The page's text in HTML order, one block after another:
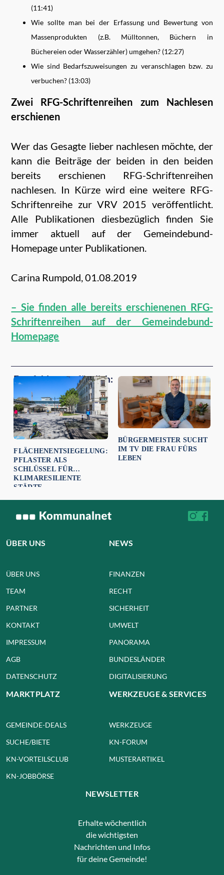
(11:41)
Wie sollte man bei der Erfassung und Bewertung von
Massenprodukten (z.B. Mülltonnen, Büchern in
Büchereien oder Wasserzähler) umgehen? (12:27)
Wie sind Bedarfszuweisungen zu veranschlagen bzw. zu
verbuchen? (13:03)
Zwei RFG-Schriftenreihen zum Nachlesen
erschienen
Wer das Gesagte lieber nachlesen möchte, der
kann die Beiträge der beiden in den beiden
bereits erschienen RFG-Schriftenreihen
nachlesen. In Kürze wird eine weitere RFG-
Schriftenreihe zur VRV 2015 veröffentlicht.
Alle Publikationen diesbezüglich finden Sie
immer aktuell auf der Gemeindebund-
Homepage unter Publikationen.
Carina Rumpold,01.08.2019
– Sie finden alle bereits erschienenen RFG-
Schriftenreihen auf der Gemeindebund-
Homepage
Empfehlungen für dich:
FLÄCHENENTSIEGELUNG:
PFLASTER ALS
SCHLÜSSEL FÜR
KLIMARESILIENTE
STÄDTE
BÜRGERMEISTER SUCHT
IM TV DIE FRAU FÜRS
LEBEN
ÜBER UNS
ÜBER UNS
TEAM
PARTNER
KONTAKT
IMPRESSUM
AGB
DATENSCHUTZ
NEWS
FINANZEN
RECHT
SICHERHEIT
UMWELT
PANORAMA
BUNDESLÄNDER
DIGITALISIERUNG
MARKTPLATZ
GEMEINDE-DEALS
SUCHE/BIETE
KN-VORTEILSCLUB
KN-JOBBÖRSE
WERKZEUGE & SERVICES
WERKZEUGE
KN-FORUM
MUSTERARTIKEL
NEWSLETTER
Erhalte wöchentlich
die wichtigsten
Nachrichten und Infos
für deine Gemeinde!